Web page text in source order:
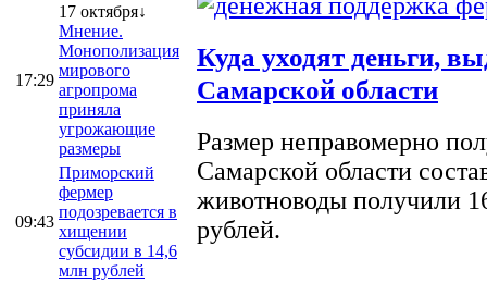
17:29
17 октября↓
Мнение.
Монополизация
мирового
агропрома
приняла
угрожающие
размеры
09:43
Приморский
фермер
подозревается в
хищении
субсидии в 14,6
млн рублей
Куда уходят деньги,
Самарской области
Размер неправомерно
Самарской области
животноводы получили
рублей.